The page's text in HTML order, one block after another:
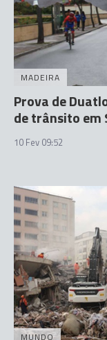
MADEIRA
Prova de
de trânsito em
10 Fev 09:52
MUNDO